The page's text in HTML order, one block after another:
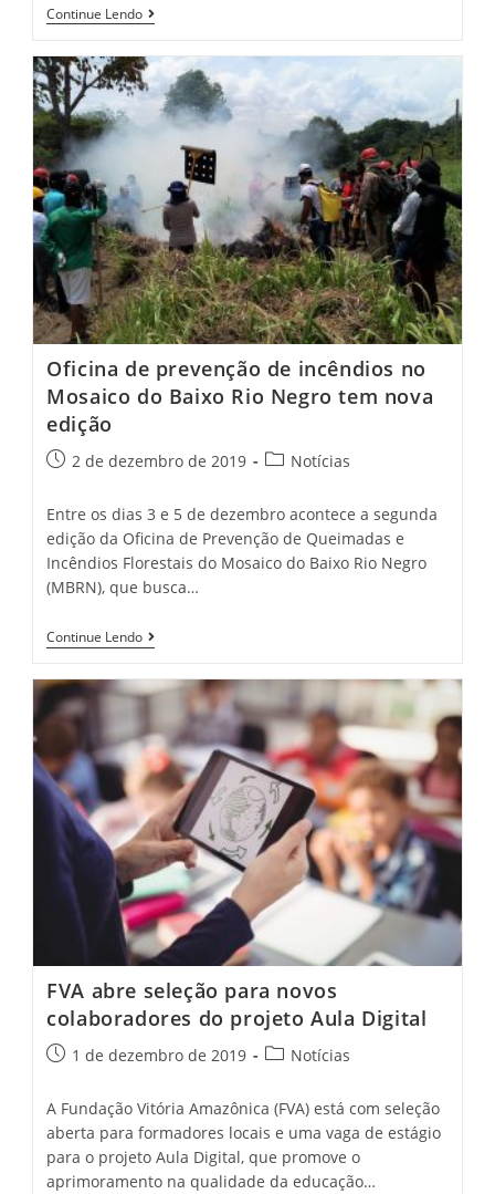
Continue Lendo
Oficina de prevenção de incêndios no
Mosaico do Baixo Rio Negro tem nova
edição
2 de dezembro de 2019 Notícias
Entre os dias 3 e 5 de dezembro acontece a segunda
edição da Oficina de Prevenção de Queimadas e
Incêndios Florestais do Mosaico do Baixo Rio Negro
(MBRN), que busca…
Continue Lendo
FVA abre seleção para novos
colaboradores do projeto Aula Digital
1 de dezembro de 2019 Notícias
A Fundação Vitória Amazônica (FVA) está com seleção
aberta para formadores locais e uma vaga de estágio
para o projeto Aula Digital, que promove o
aprimoramento na qualidade da educação…